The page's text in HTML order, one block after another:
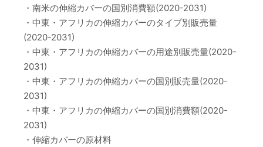
・南米の伸縮カバーの国別消費額(2020-2031)
・中東・アフリカの伸縮カバーのタイプ別販売量
(2020-2031)
・中東・アフリカの伸縮カバーの用途別販売量(2020-
2031)
・中東・アフリカの伸縮カバーの国別販売量(2020-
2031)
・中東・アフリカの伸縮カバーの国別消費額(2020-
2031)
・伸縮カバーの原材料